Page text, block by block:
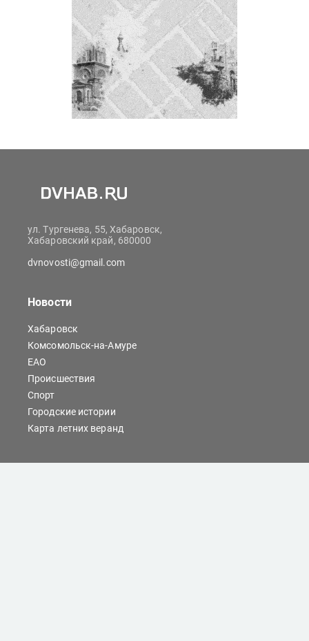
ул. Тургенева, 55, Хабаровск,
Хабаровский край, 680000
dvnovosti@gmail.com
Новости
Хабаровск
Комсомольск-на-Амуре
ЕАО
Происшествия
Спорт
Городские истории
Карта летних веранд